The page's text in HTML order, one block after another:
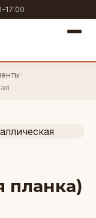
17:00
›
планка)